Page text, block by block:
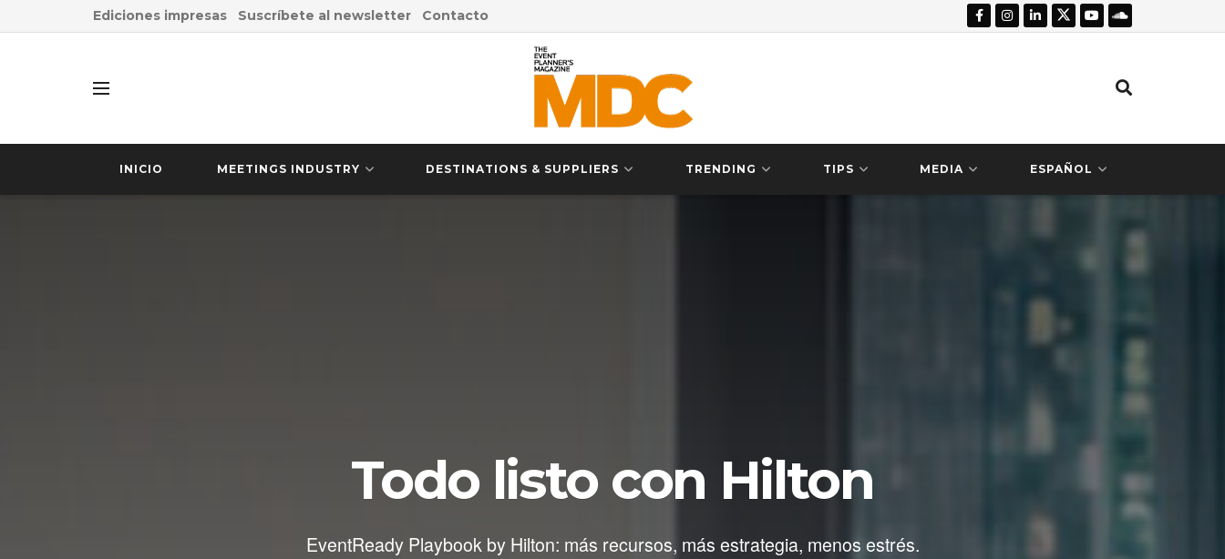
Ediciones impresas Suscríbete al newsletter Contacto
INICIO MEETINGS INDUSTRY DESTINATIONS & SUPPLIERS TRENDING TIPS MEDIA ESPAÑOL
Todo listo con Hilton
EventReady Playbook by Hilton: más recursos, más estrategia, menos estrés.